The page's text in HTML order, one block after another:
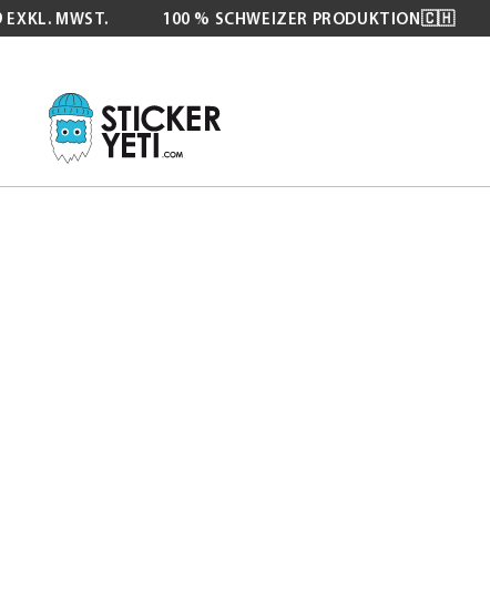
MWST. 100 % SCHWEIZER PRODUKTION🇨🇭
Inhalt
springen